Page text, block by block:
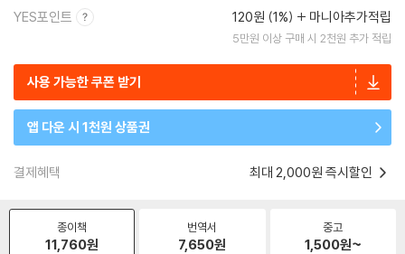
YES포인트 120원 (1%) 마니아추가적립
5만원 이상 구매 시 2천원 추가 적립
사용 가능한 쿠폰 받기
앱 다운 시 1천원 상품권
결제혜택 최대 2,000원 즉시할인
종이책
11,760원
번역서
7,650원
중고
1,500원~